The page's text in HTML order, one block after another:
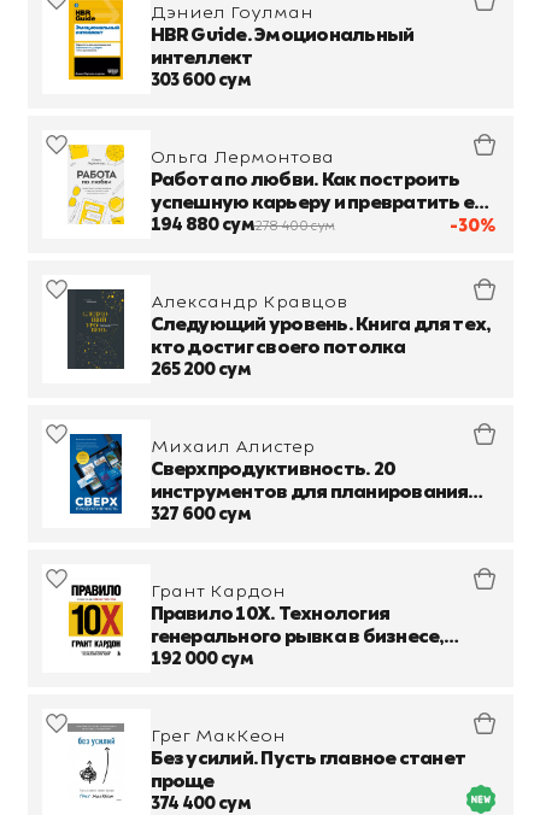
Дэниел Гоулман
HBR Guide. Эмоциональный
интеллект
303 600 сум
-30%
Ольга Лермонтова
Работа по любви. Как построить
успешную карьеру и превратить ее
в источник вдохновения и счастья
194 880 сум278 400 сум
Александр Кравцов
Следующий уровень. Книга для тех,
кто достиг своего потолка
265 200 сум
Михаил Алистер
Сверхпродуктивность. 20
инструментов для планирования
жизни и быстрого достижения
327 600 сум
Грант Кардон
Правило 10X. Технология
генерального рывка в бизнесе,
профессии, жизни
192 000 сум
Грег МакКеон
Без усилий. Пусть главное станет
проще
374 400 сум